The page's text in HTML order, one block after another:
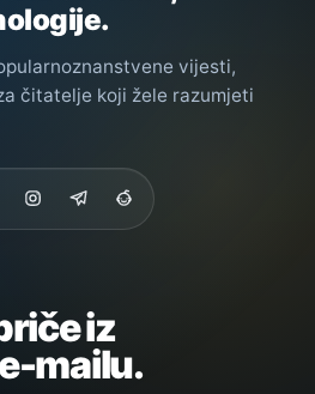
vijesti,
čitatelje koji žele razumjeti
iz
mailu.